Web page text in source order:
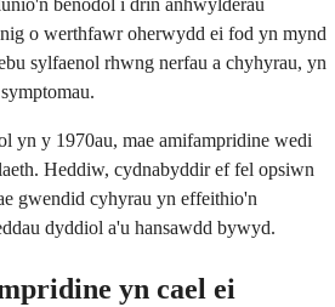
benodol i drin anhwylderau
o werthfawr oherwydd ei fod yn mynd
sylfaenol rhwng nerfau a chyhyrau, yn
yn y 1970au, mae amifampridine wedi
Heddiw, cydnabyddir ef fel opsiwn
gwendid cyhyrau yn effeithio'n
dyddiol a'u hansawdd bywyd.
yn cael ei